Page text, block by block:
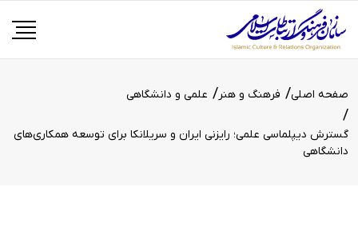
صفحه اصلی فرهنگ و هنر علمی و دانشگاهی
گسترش دیپلماسی علمی؛ رایزنی ایران و سریلانکا برای توسعه همکاری‌های
دانشگاهی